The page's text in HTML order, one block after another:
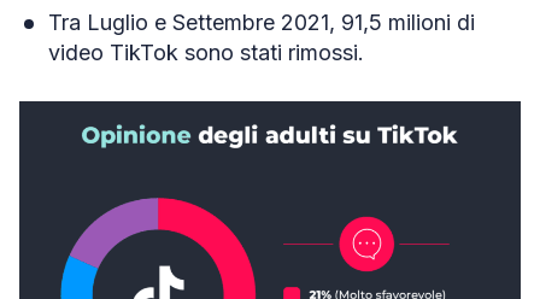
Tra Luglio e Settembre 2021, 91,5 milioni di
video TikTok sono stati rimossi.